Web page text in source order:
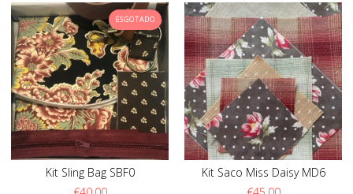
ESGOTADO
Kit Sling Bag SBF0
Kit Saco Miss Daisy MD6